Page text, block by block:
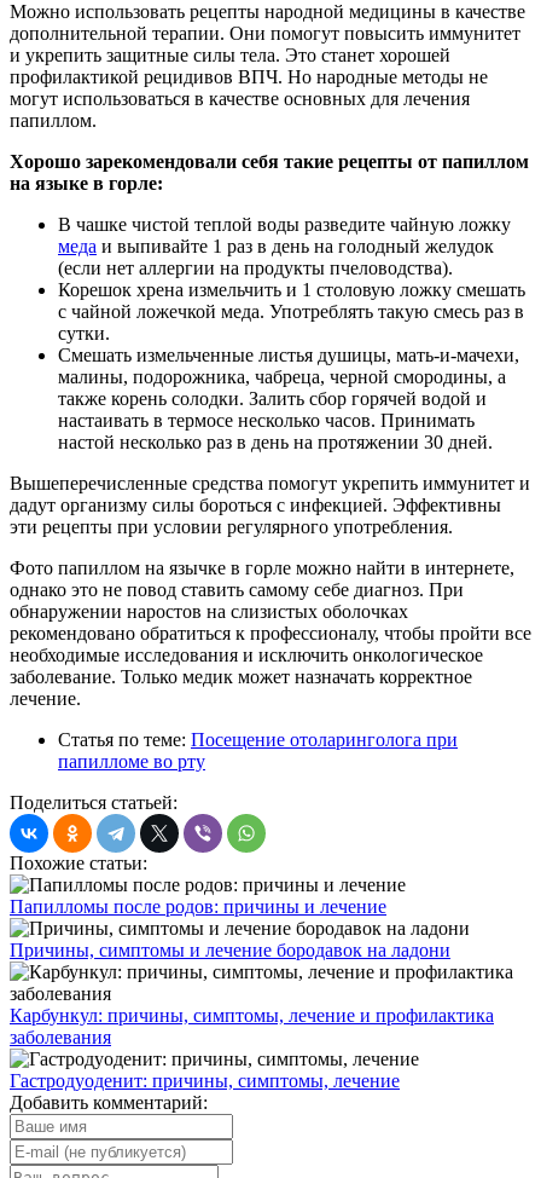
Можно использовать рецепты народной медицины в качестве
дополнительной терапии. Они помогут повысить иммунитет
и укрепить защитные силы тела. Это станет хорошей
профилактикой рецидивов ВПЧ. Но народные методы не
могут использоваться в качестве основных для лечения
папиллом.
Хорошо зарекомендовали себя такие рецепты от папиллом
на языке в горле:
В чашке чистой теплой воды разведите чайную ложку
меда и выпивайте 1 раз в день на голодный желудок
(если нет аллергии на продукты пчеловодства).
Корешок хрена измельчить и 1 столовую ложку смешать
с чайной ложечкой меда. Употреблять такую смесь раз в
сутки.
Смешать измельченные листья душицы, мать-и-мачехи,
малины, подорожника, чабреца, черной смородины, а
также корень солодки. Залить сбор горячей водой и
настаивать в термосе несколько часов. Принимать
настой несколько раз в день на протяжении 30 дней.
Вышеперечисленные средства помогут укрепить иммунитет и
дадут организму силы бороться с инфекцией. Эффективны
эти рецепты при условии регулярного употребления.
Фото папиллом на язычке в горле можно найти в интернете,
однако это не повод ставить самому себе диагноз. При
обнаружении наростов на слизистых оболочках
рекомендовано обратиться к профессионалу, чтобы пройти все
необходимые исследования и исключить онкологическое
заболевание. Только медик может назначать корректное
лечение.
Статья по теме: Посещение отоларинголога при
папилломе во рту
Поделиться статьей:
Похожие статьи:
Папилломы после родов: причины и лечение
Причины, симптомы и лечение бородавок на ладони
Карбункул: причины, симптомы, лечение и профилактика
заболевания
Гастродуоденит: причины, симптомы, лечение
Добавить комментарий: